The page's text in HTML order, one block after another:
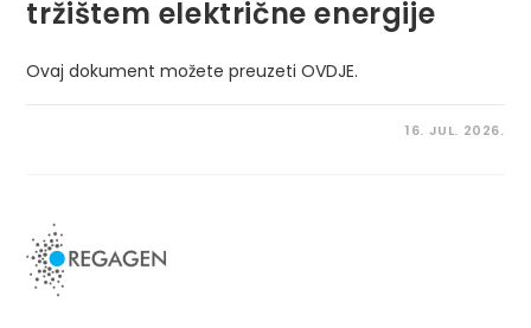
tržištem električne energije
Ovaj dokument možete preuzeti OVDJE.
16. JUL. 2026.